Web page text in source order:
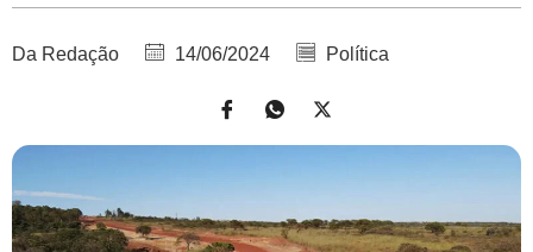
Da Redação 14/06/2024 Política